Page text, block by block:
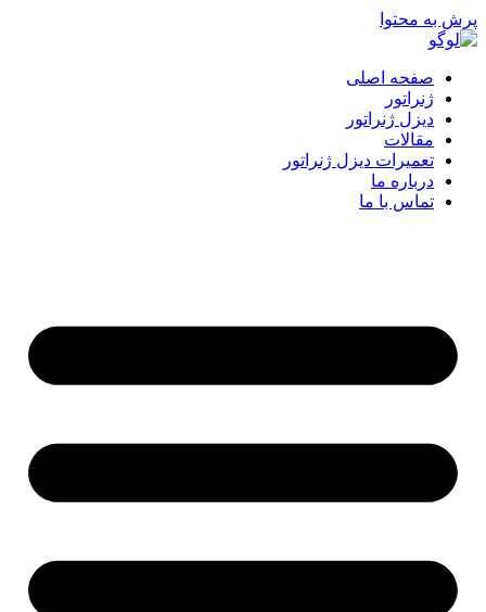
پرش به محتوا
صفحه اصلی
ژنراتور
دیزل ژنراتور
مقالات
تعمیرات دیزل ژنراتور
درباره ما
تماس با ما